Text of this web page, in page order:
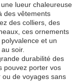
lueur chaleureuse
des vêtements
des colliers, des
ces ornements
et un
soir.
durabilité des
pouvez porter vos
de voyages sans